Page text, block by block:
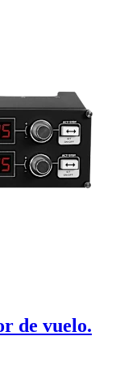
de vuelo.